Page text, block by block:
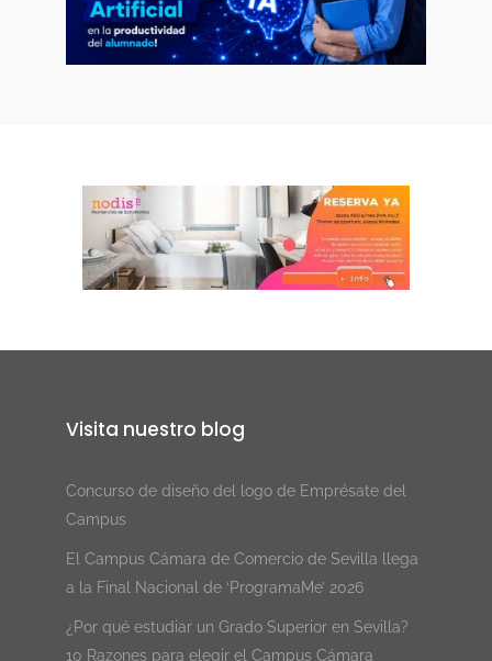
Visita nuestro blog
Concurso de diseño del logo de Emprésate del
Campus
El Campus Cámara de Comercio de Sevilla llega
a la Final Nacional de ‘ProgramaMe’ 2026
¿Por qué estudiar un Grado Superior en Sevilla?
10 Razones para elegir el Campus Cámara